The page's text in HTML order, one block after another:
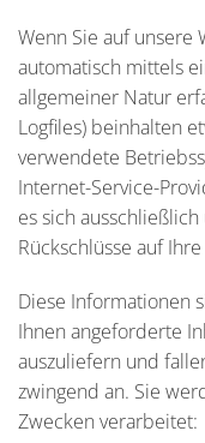
Wenn Sie auf unsere
automatisch mittels
allgemeiner Natur
Logfiles) beinhalten
verwendete
Internet-Service-
es sich
Rückschlüsse auf
Diese Informationen
Ihnen angeforderte
auszuliefern und
zwingend an. Sie
Zwecken verarbeitet: